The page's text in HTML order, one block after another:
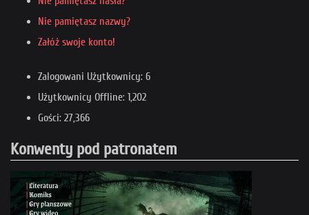
Nie pamiętasz nazwy?
Załóż swoje konto!
Zalogowani Użytkownicy: 6
Użytkownicy Offline: 1,202
Gości: 27,366
Konwenty pod patronatem